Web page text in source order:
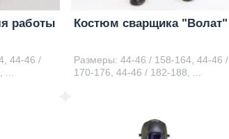
работы
44-46 /
...
Костюм сварщика "Волат"
Размеры: 44-46 / 158-164, 44-46 /
170-176, 44-46 / 182-188, ...